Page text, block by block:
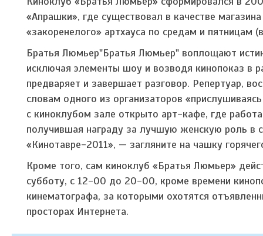
«Апрашки», где существовал в качестве
«закоренелого» артхауса по средам и
Братья Люмьер"Братья Люмьер" воплощают
исключая элементы шоу и возводя кинопоказ в
предваряет и завершает разговор. Репертуар,
словам одного из организаторов
с киноклубом зале открыто арт-кафе, где
получившая награду за лучшую женскую роль в
«Кинотавре-2011», — загляните на чашку
Кроме того, сам киноклуб «Братья Люмьер»
субботу, с 12-00 до 20-00, кроме времени
кинематографа, за которыми охотятся
просторах Интернета.